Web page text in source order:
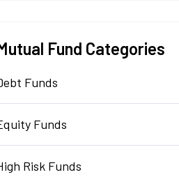
Fund Categories
Funds
Funds
Risk Funds